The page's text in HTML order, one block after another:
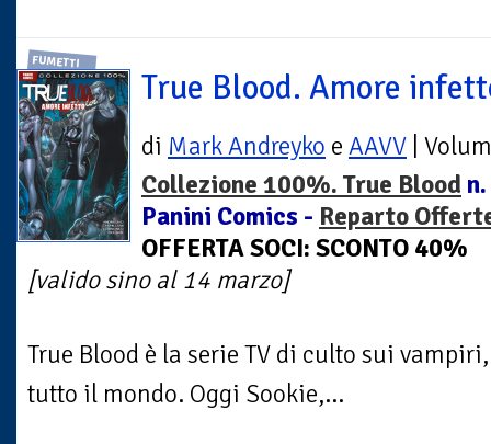
FUMETTI
True Blood. Amore
di Mark Andreyko e AAVV |
Collezione 100%. True Blood
Panini Comics - Reparto
OFFERTA SOCI: SCONTO 40%
[valido sino al 14 marzo]
True Blood è la serie TV di culto sui
tutto il mondo. Oggi Sookie,...